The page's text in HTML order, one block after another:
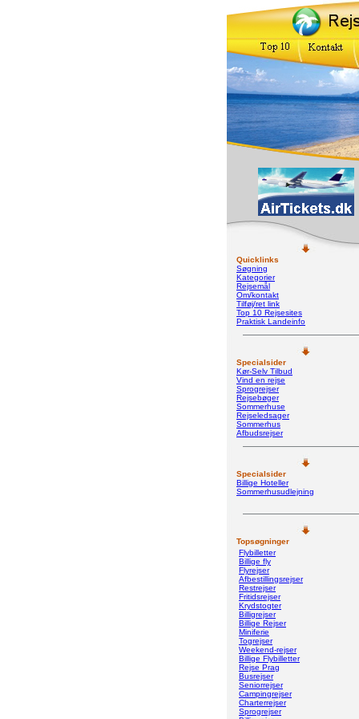
Quicklinks
Søgning
Kategorier
Rejsemål
Om/kontakt
Tilføj/ret link
Top 10 Rejsesites
Praktisk Landeinfo
Specialsider
Kør-Selv Tilbud
Vind en rejse
Sprogrejser
Rejsebøger
Sommerhuse
Rejseledsager
Sommerhus
Afbudsrejser
Specialsider
Billige Hoteller
Sommerhusudlejning
Topsøgninger
Flybilletter
Billige fly
Flyrejser
Afbestillingsrejser
Restrejser
Fritidsrejser
Krydstogter
Billigrejser
Billige Rejser
Miniferie
Togrejser
Weekend-rejser
Billige Flybilletter
Rejse Prag
Busrejser
Seniorrejser
Campingrejser
Charterrejser
Sprogrejser